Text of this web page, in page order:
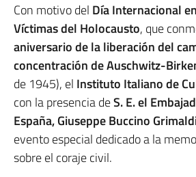
Con motivo del Día Internacional
Víctimas del Holocausto, que
aniversario de la liberación del
concentración de Auschwitz-
de 1945), el Instituto Italiano de
con la presencia deS. E. el
España, Giuseppe Buccino
evento especial dedicado a la
sobre el coraje civil.